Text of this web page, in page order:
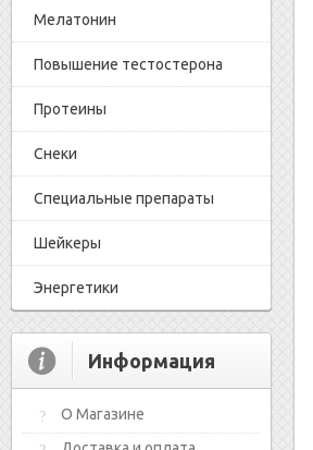
Мелатонин
Повышение тестостерона
Протеины
Снеки
Специальные препараты
Шейкеры
Энергетики
Информация
О Магазине